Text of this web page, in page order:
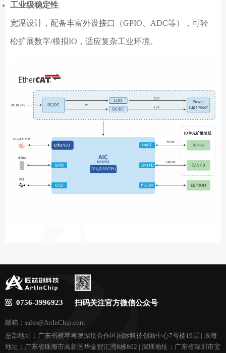
工业级稳定性
宽温设计，配备丰富外设接口（GPIO、ADC等），可轻
松扩展数字/模拟IO，适应复杂工业环境。
0756-3996923 扫码关注官方微信公众号
邮箱：sales@ArtInChip.com
总部地址：广东省横琴粤澳深度合作区国际科技创新中心7号楼19层 | 珠海
地址：广东省珠海市高新区华金智汇湾8栋802 | 深圳地址：广东省深圳市宝